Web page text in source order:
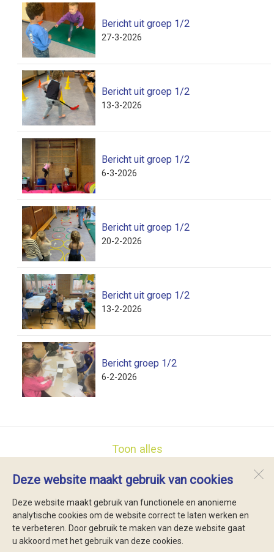
Deze website maakt gebruik van cookies
Deze website maakt gebruik van functionele en anonieme
analytische cookies om de website correct te laten werken en
te verbeteren. Door gebruik te maken van deze website gaat
u akkoord met het gebruik van deze cookies.
Bericht uit groep 1/2
27-3-2026
Bericht uit groep 1/2
13-3-2026
Bericht uit groep 1/2
6-3-2026
Bericht uit groep 1/2
20-2-2026
Bericht uit groep 1/2
13-2-2026
Bericht groep 1/2
6-2-2026
Toon alles
Brink 29
1796 AH
De Koog